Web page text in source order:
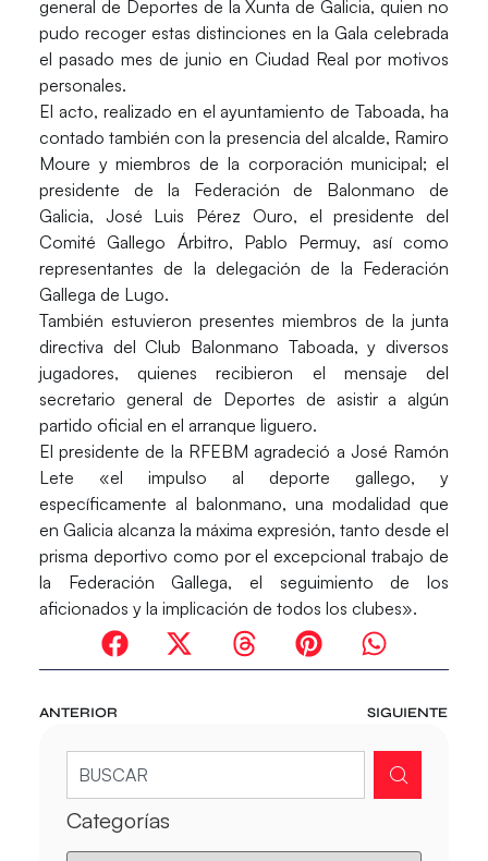
general de Deportes de la Xunta de Galicia, quien no
pudo recoger estas distinciones en la Gala celebrada
el pasado mes de junio en Ciudad Real por motivos
personales.
El acto, realizado en el ayuntamiento de Taboada, ha
contado también con la presencia del alcalde, Ramiro
Moure y miembros de la corporación municipal; el
presidente de la Federación de Balonmano de
Galicia, José Luis Pérez Ouro, el presidente del
Comité Gallego Árbitro, Pablo Permuy, así como
representantes de la delegación de la Federación
Gallega de Lugo.
También estuvieron presentes miembros de la junta
directiva del Club Balonmano Taboada, y diversos
jugadores, quienes recibieron el mensaje del
secretario general de Deportes de asistir a algún
partido oficial en el arranque liguero.
El presidente de la RFEBM agradeció a José Ramón
Lete «el impulso al deporte gallego, y
específicamente al balonmano, una modalidad que
en Galicia alcanza la máxima expresión, tanto desde el
prisma deportivo como por el excepcional trabajo de
la Federación Gallega, el seguimiento de los
aficionados y la implicación de todos los clubes».
ANTERIOR SIGUIENTE
Categorías